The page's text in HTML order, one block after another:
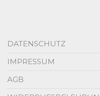
DATENSCHUTZ
IMPRESSUM
AGB